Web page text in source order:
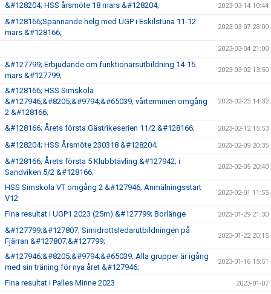
&#128204; HSS årsmöte 18 mars &#128204; 2023-03-14 10:44
&#128166;Spännande helg med UGP i Eskilstuna 11-12
mars &#128166;
2023-03-07 23:00
2023-03-04 21:00
&#127799; Erbjudande om funktionärsutbildning 14-15
mars &#127799;
2023-03-02 13:50
&#128166; HSS Simskola
&#127946;&#8205;&#9794;&#65039; vårterminen omgång
2 &#128166;
2023-02-23 14:32
&#128166; Årets första Gästrikeserien 11/2 &#128166; 2023-02-12 15:53
&#128204; HSS Årsmöte 230318 &#128204; 2023-02-09 20:35
&#128166; Årets första 5 Klubbtävling &#127942; i
Sandviken 5/2 &#128166;
2023-02-05 20:40
HSS Simskola VT omgång 2 &#127946; Anmälningsstart
V12
2023-02-01 11:55
Fina resultat i UGP1 2023 (25m) &#127799; Borlänge 2023-01-29 21:30
&#127799;&#127807; Simidrottsledarutbildningen på
Fjärran &#127807;&#127799;
2023-01-22 20:15
&#127946;&#8205;&#9794;&#65039; Alla grupper är igång
med sin träning för nya året &#127946;
2023-01-16 15:51
Fina resultat i Palles Minne 2023 2023-01-07